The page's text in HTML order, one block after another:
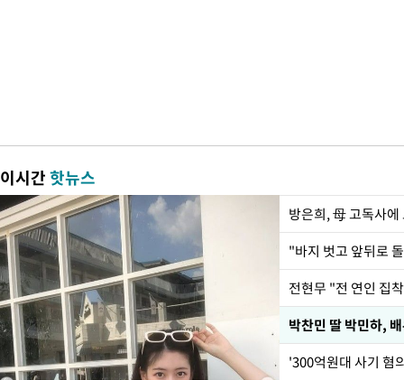
이시간핫뉴스
방은희, 母 고독사
전현무 "전 연인 집
'300억원대 사기 혐